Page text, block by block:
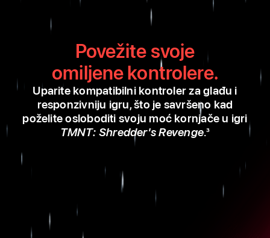
Povežite svoje
omiljene kontrolere.
Uparite kompatibilni kontroler za glađu i
responzivniju igru, što je savršeno kad
poželite osloboditi svoju moć kornjače u igri
TMNT: Shredder'sRevenge.3